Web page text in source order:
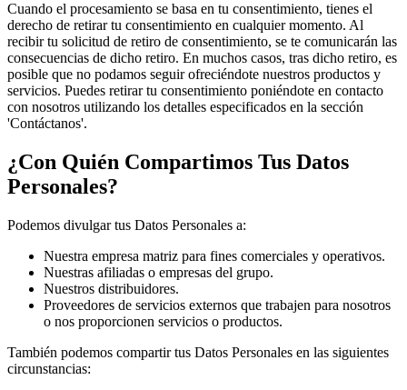
Cuando el procesamiento se basa en tu consentimiento, tienes el
derecho de retirar tu consentimiento en cualquier momento. Al
recibir tu solicitud de retiro de consentimiento, se te comunicarán las
consecuencias de dicho retiro. En muchos casos, tras dicho retiro, es
posible que no podamos seguir ofreciéndote nuestros productos y
servicios. Puedes retirar tu consentimiento poniéndote en contacto
con nosotros utilizando los detalles especificados en la sección
'Contáctanos'.
¿Con Quién Compartimos Tus Datos
Personales?
Podemos divulgar tus Datos Personales a:
Nuestra empresa matriz para fines comerciales y operativos.
Nuestras afiliadas o empresas del grupo.
Nuestros distribuidores.
Proveedores de servicios externos que trabajen para nosotros
o nos proporcionen servicios o productos.
También podemos compartir tus Datos Personales en las siguientes
circunstancias: